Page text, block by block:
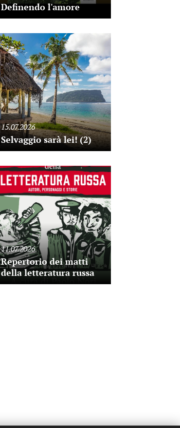
Definendo l'amore
15.07.2026
Selvaggio sarà lei! (2)
11.07.2026
Repertorio dei matti
della letteratura russa